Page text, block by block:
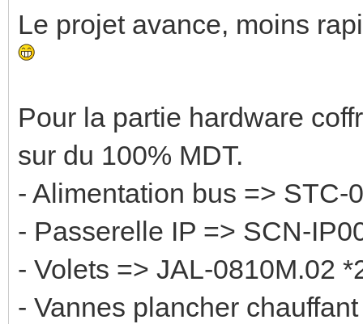
Le projet avance, moins
Pour la partie hardware
sur du 100% MDT.
- Alimentation bus => STC-
- Passerelle IP => SCN-
- Volets => JAL-0810M.02
- Vannes plancher